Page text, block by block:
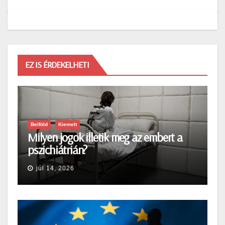
EZ IS ÉRDEKELHETI
Belföld Kiemelt
Milyen jogok illetik meg az embert a
pszichiátrián?
júl 14, 2026